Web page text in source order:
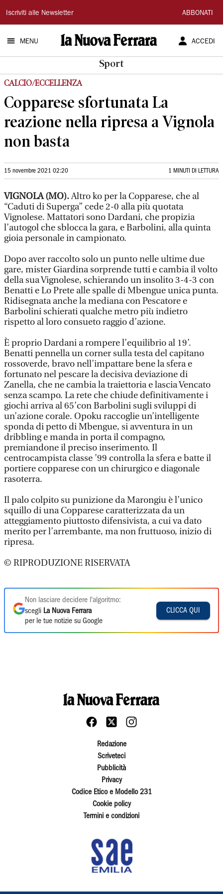
La
Nuova
Ferrara
Iscriviti alle Newsletter ABBONATI
MENU ACCEDI
Sport
CALCIO/ECCELLENZA
Copparese sfortunata La
reazione nella ripresa a Vignola
non basta
15 novembre 2021 02:20 1 MINUTI DI LETTURA
VIGNOLA (MO).Altro ko per la Copparese, che al
“Caduti di Superga” cede 2-0 alla più quotata
Vignolese. Mattatori sono Dardani, che propizia
l’autogol che sblocca la gara, e Barbolini, alla quinta
gioia personale in campionato.
Dopo aver raccolto solo un punto nelle ultime due
gare, mister Giardina sorprende tutti e cambia il volto
della sua Vignolese, schierando un insolito 3-4-3 con
Benatti e Lo Prete alle spalle di Mbengue unica punta.
Ridisegnata anche la mediana con Pescatore e
Barbolini schierati qualche metro più indietro
rispetto al loro consueto raggio d’azione.
È proprio Dardani a rompere l’equilibrio al 19’.
Benatti pennella un corner sulla testa del capitano
rossoverde, bravo nell’impattare bene la sfera e
fortunato nel pescare la decisiva deviazione di
Zanella, che ne cambia la traiettoria e lascia Vencato
senza scampo. La rete che chiude definitivamente i
giochi arriva al 65’con Barbolini sugli sviluppi di
un’azione corale. Opoku raccoglie un’intelligente
sponda di petto di Mbengue, si avventura in un
dribbling e manda in porta il compagno,
premiandone il preciso inserimento. Il
centrocampista classe ’99 controlla la sfera e batte il
portiere copparese con un chirurgico e diagonale
rasoterra.
Il palo colpito su punizione da Marongiu è l’unico
squillo di una Copparese caratterizzata da un
atteggiamento piuttosto difensivista, a cui va dato
merito per l’arrembante, ma non fruttuoso, inizio di
ripresa.
© RIPRODUZIONE RISERVATA
Non lasciare decidere l'algoritmo:
scegli La Nuova Ferrara
per le tue notizie su Google
CLICCA QUI
Redazione
Scriveteci
Pubblicità
Privacy
Codice Etico e Modello 231
Cookie policy
Termini e condizioni